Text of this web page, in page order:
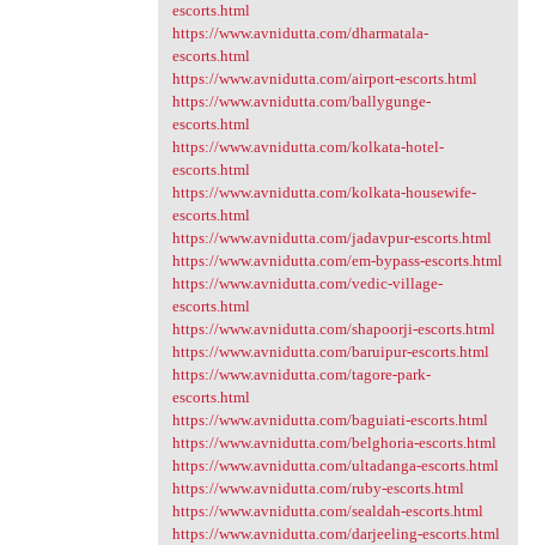
escorts.html
https://www.avnidutta.com/dharmatala-
escorts.html
https://www.avnidutta.com/airport-escorts.html
https://www.avnidutta.com/ballygunge-
escorts.html
https://www.avnidutta.com/kolkata-hotel-
escorts.html
https://www.avnidutta.com/kolkata-housewife-
escorts.html
https://www.avnidutta.com/jadavpur-escorts.html
https://www.avnidutta.com/em-bypass-escorts.html
https://www.avnidutta.com/vedic-village-
escorts.html
https://www.avnidutta.com/shapoorji-escorts.html
https://www.avnidutta.com/baruipur-escorts.html
https://www.avnidutta.com/tagore-park-
escorts.html
https://www.avnidutta.com/baguiati-escorts.html
https://www.avnidutta.com/belghoria-escorts.html
https://www.avnidutta.com/ultadanga-escorts.html
https://www.avnidutta.com/ruby-escorts.html
https://www.avnidutta.com/sealdah-escorts.html
https://www.avnidutta.com/darjeeling-escorts.html